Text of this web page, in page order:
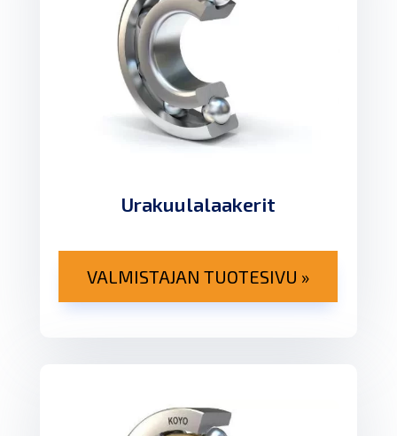
Urakuulalaakerit
VALMISTAJAN TUOTESIVU »